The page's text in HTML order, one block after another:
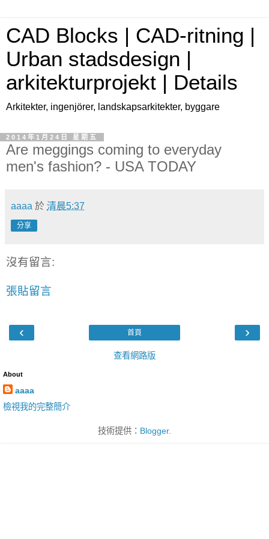
CAD Blocks | CAD-ritning |
Urban stadsdesign |
arkitekturprojekt | Details
Arkitekter, ingenjörer, landskapsarkitekter, byggare
2014年1月24日 星期五
Are meggings coming to everyday
men's fashion? - USA TODAY
aaaa 於 清晨5:37
分享
沒有留言:
張貼留言
‹ ›
首頁
查看網路版
About
aaaa
檢視我的完整簡介
技術提供： Blogger.